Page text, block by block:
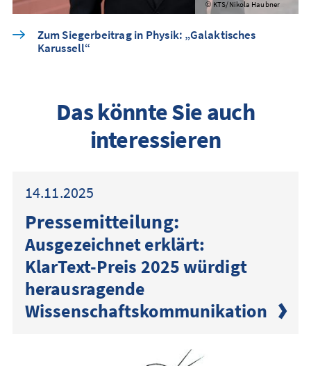
© KTS/Nikola Haubner
Zum Siegerbeitrag in Physik: „Galaktisches
Karussell“
Das könnte Sie auch
interessieren
14.11.2025
Presse­mitteilung:
Ausgezeichnet erklärt:
KlarText-Preis 2025 würdigt
herausragende
Wissenschaftskommunikation